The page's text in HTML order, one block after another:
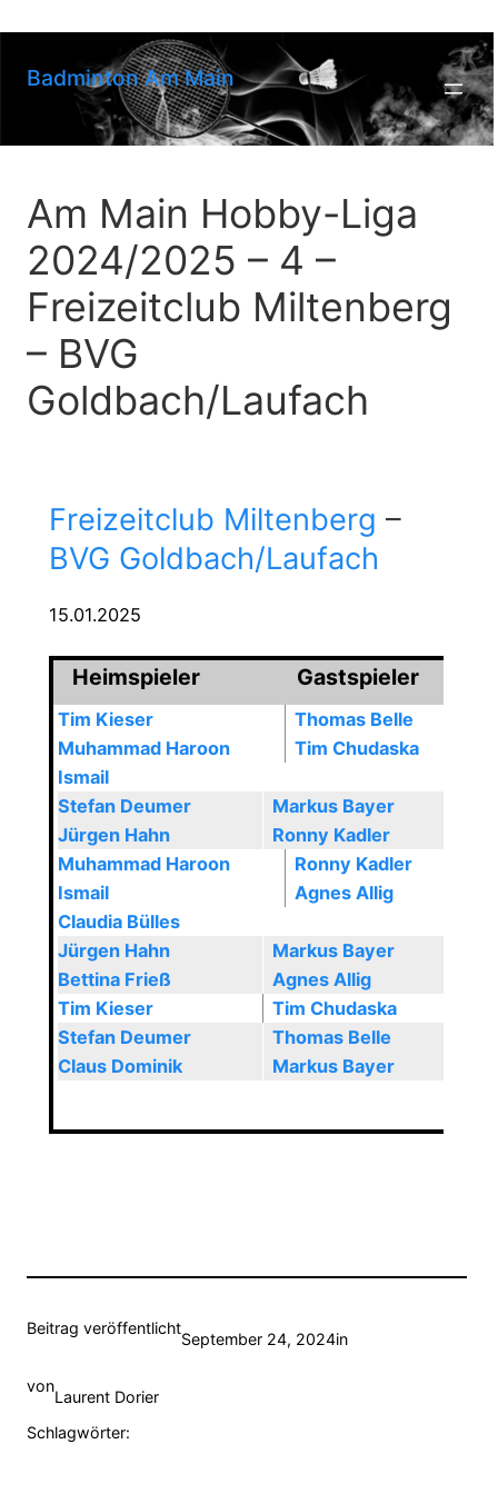
springen
Badminton Am Main
Am Main Hobby-Liga
2024/2025 – 4 –
Freizeitclub Miltenberg
– BVG
Goldbach/Laufach
Freizeitclub Miltenberg –
BVG Goldbach/Laufach
15.01.2025
Heimspieler Gastspieler
Tim Kieser
Muhammad Haroon
Ismail
Thomas Belle
Tim Chudaska
Stefan Deumer
Jürgen Hahn
Markus Bayer
Ronny Kadler
Muhammad Haroon
Ismail
Claudia Bülles
Ronny Kadler
Agnes Allig
Jürgen Hahn
Bettina Frieß
Markus Bayer
Agnes Allig
Tim Kieser
Tim Chudaska
Stefan Deumer
Claus Dominik
Thomas Belle
Markus Bayer
Beitrag veröffentlicht
September 24, 2024in
von
Laurent Dorier
Schlagwörter: